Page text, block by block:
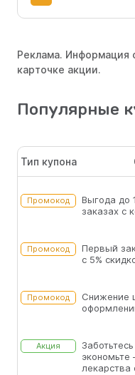
Реклама. Информация
карточке акции.
Популярные
Тип купона
Промокод
Выгода до
заказах с
Промокод
Первый
с 5%
Промокод
Снижение
Акция
экономьте
лекарства